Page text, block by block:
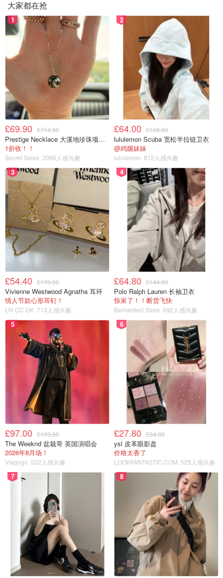
大家都在抢
1
£69.90 £714.90
Prestige Necklace 大溪地珍珠项链 10-11mm
1折收！！
Secret Sales 2060人感兴趣
2
£64.00 £108.00
lululemon Scuba 宽松半拉链卫衣
@鸡腿妹妹
lululemon 812人感兴趣
3
£54.40 £170.00
Vivienne Westwood Agnatha 耳环
情人节款心形耳钉！
LN-CC UK 713人感兴趣
4
£64.80 £144.00
Polo Ralph Lauren 长袖卫衣
惊呆了！！断货飞快
Bernardelli Store 692人感兴趣
5
£97.00 £103.00
The Weeknd 盆栽哥 英国演唱会
2026年8月场！
Viagogo 532人感兴趣
6
£27.80 £54.00
ysl 皮革眼影盘
价格太香了
LOOKFANTASTIC.COM 525人感兴趣
7 8